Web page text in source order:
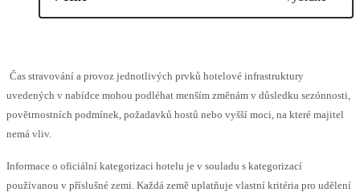
Čas stravování a provoz jednotlivých prvků hotelové infrastruktury
uvedených v nabídce mohou podléhat menším změnám v důsledku sezónnosti,
povětrnostních podmínek, požadavků hostů nebo vyšší moci, na které majitel
nemá vliv.
Informace o oficiální kategorizaci hotelu je v souladu s kategorizací
používanou v příslušné zemi. Každá země uplatňuje vlastní kritéria pro udělení